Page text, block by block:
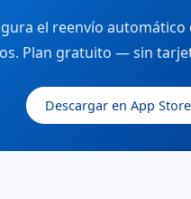
el reenvío automático
Plan gratuito — sin
Descargar en App Store